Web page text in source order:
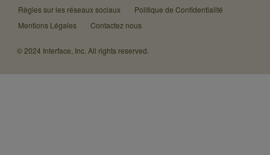
Règles sur les réseaux sociaux
Politique de Confidentialité
Mentions Légales
Contactez nous
© 2024 Interface, Inc. All rights reserved.